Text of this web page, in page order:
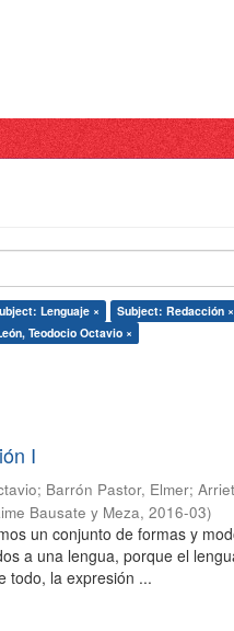
Lenguaje × Subject: Redacción ×
Teodocio Octavio ×
I
; Barrón Pastor, Elmer;
Bausate y Meza,2016-03)
un conjunto de formas y
a una lengua, porque el
todo, la expresión ...